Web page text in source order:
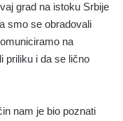
grad na istoku Srbije
smo se obradovali
na
priliku i da se lično
nam je bio poznati